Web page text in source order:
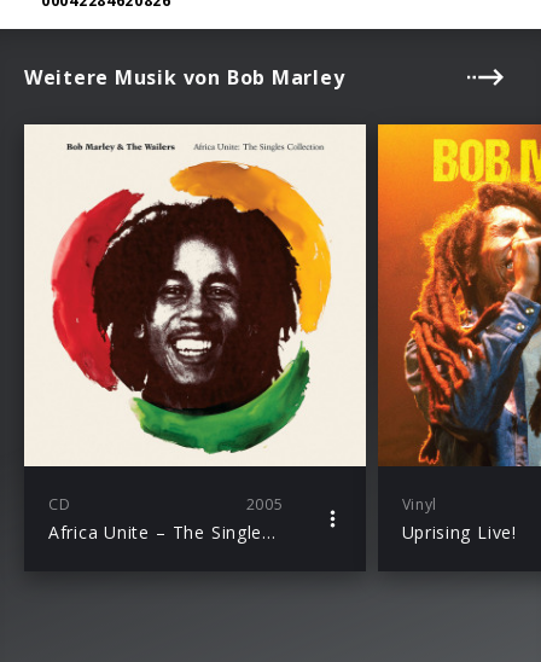
Weitere Musik von Bob Marley
CD 2005
Africa Unite – The Singles Collection (2CD Version)
Vinyl
Uprising Live!